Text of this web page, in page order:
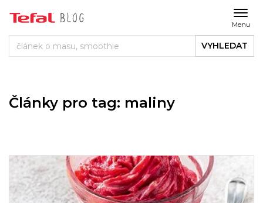
Menu
VYHLEDAT
Články pro tag: maliny